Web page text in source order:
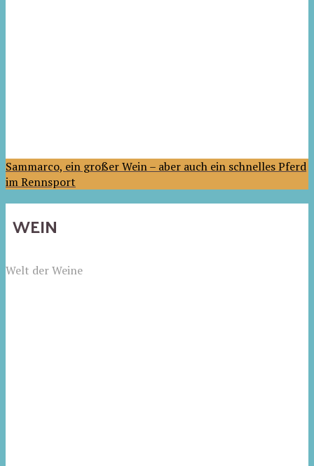
Sammarco, ein großer Wein – aber auch ein schnelles Pferd
im Rennsport
WEIN
Welt der Weine